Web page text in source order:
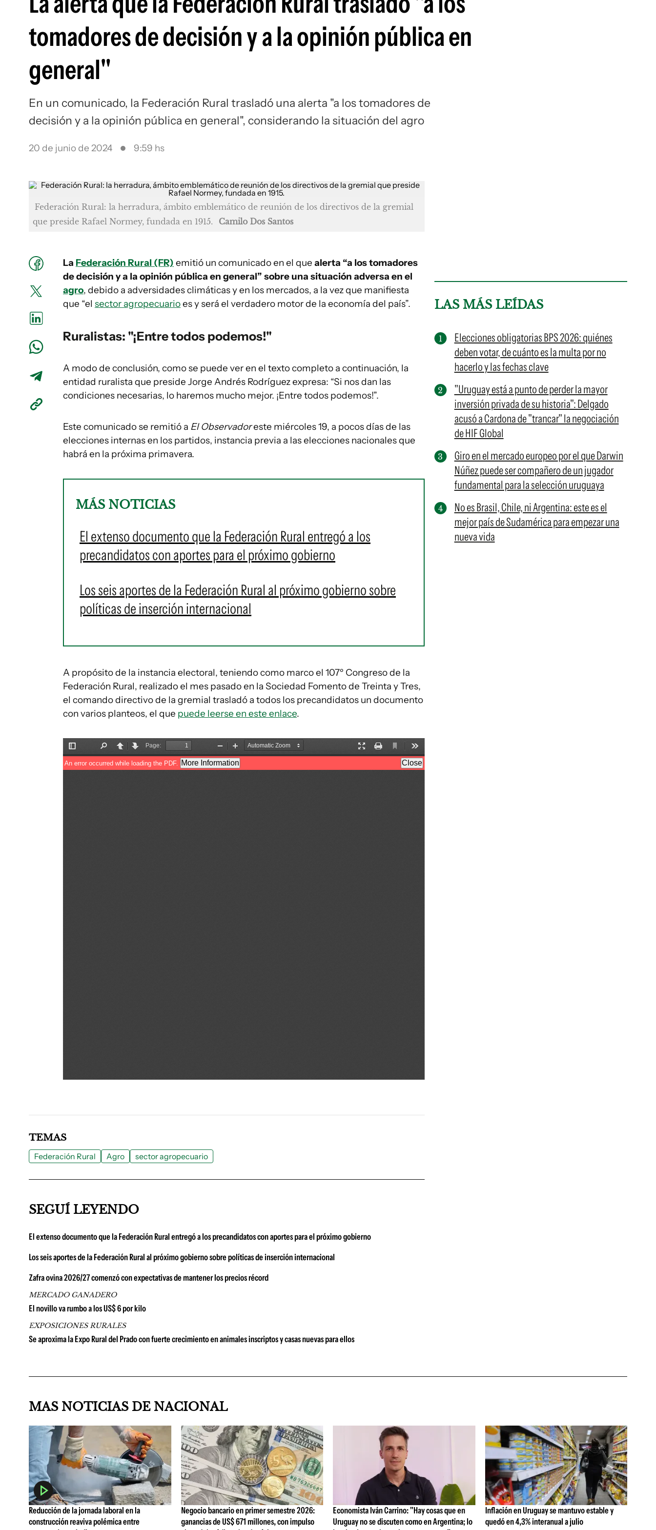
tomadores de decisión y a la opinión pública en
general"
En un comunicado, la Federación Rural trasladó una alerta "a los tomadores de
decisión y a la opinión pública en general", considerando la situación del agro
20 de junio de 2024 9:59 hs
Federación Rural: la herradura, ámbito emblemático de reunión de los directivos de la gremial
que preside Rafael Normey, fundada en 1915.
Camilo Dos Santos
La Federación Rural (FR) emitió un comunicado en el que alerta “a los tomadores
de decisión y a la opinión pública en general” sobre una situación adversa en el
agro, debido a adversidades climáticas y en los mercados, a la vez que manifiesta
que “el sector agropecuarioes y será el verdadero motor de la economía del país”.
Ruralistas: "¡Entre todos podemos!"
A modo de conclusión, como se puede ver en el texto completo a continuación, la
entidad ruralista que preside Jorge Andrés Rodríguez expresa: “Si nos dan las
condiciones necesarias, lo haremos mucho mejor. ¡Entre todos podemos!”.
Este comunicado se remitió a El Observadoreste miércoles 19, a pocos días de las
elecciones internas en los partidos, instancia previa a las elecciones nacionales que
habrá en la próxima primavera.
MÁS NOTICIAS
El extenso documento que la Federación Rural entregó a los
precandidatos con aportes para el próximo gobierno
Los seis aportes de la Federación Rural al próximo gobierno sobre
políticas de inserción internacional
A propósito de la instancia electoral, teniendo como marco el 107º Congreso de la
Federación Rural, realizado el mes pasado en la Sociedad Fomento de Treinta y Tres,
el comando directivo de la gremial trasladó a todos los precandidatos un documento
con varios planteos, el que puede leerse en este enlace.
LAS MÁS LEÍDAS
Elecciones obligatorias BPS 2026: quiénes
deben votar, de cuánto es la multa por no
hacerlo y las fechas clave
"Uruguay está a punto de perder la mayor
inversión privada de su historia": Delgado
acusó a Cardona de "trancar" la negociación
de HIF Global
Giro en el mercado europeo por el que Darwin
Núñez puede ser compañero de un jugador
fundamental para la selección uruguaya
No es Brasil, Chile, ni Argentina: este es el
mejor país de Sudamérica para empezar una
nueva vida
TEMAS
Federación Rural Agro sector agropecuario
SEGUÍ LEYENDO
El extenso documento que la Federación Rural entregó a los precandidatos con aportes para el próximo gobierno
Los seis aportes de la Federación Rural al próximo gobierno sobre políticas de inserción internacional
Zafra ovina 2026/27 comenzó con expectativas de mantener los precios récord
MERCADO GANADERO
El novillo va rumbo a los US$ 6 por kilo
EXPOSICIONES RURALES
Se aproxima la Expo Rural del Prado con fuerte crecimiento en animales inscriptos y casas nuevas para ellos
MAS NOTICIAS DE NACIONAL
Reducción de la jornada laboral en la
construcción reaviva polémica entre
Negocio bancario en primer semestre 2026:
ganancias de US$ 671 millones, con impulso
Economista Iván Carrino: "Hay cosas que en
Uruguay no se discuten como en Argentina; lo
Inflación en Uruguay se mantuvo estable y
quedó en 4,3% interanual a julio